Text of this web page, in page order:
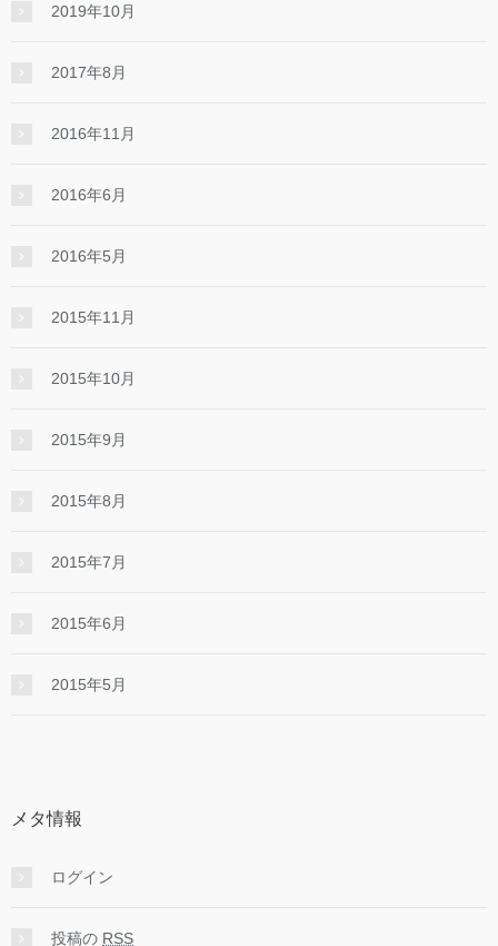
2019年10月
2017年8月
2016年11月
2016年6月
2016年5月
2015年11月
2015年10月
2015年9月
2015年8月
2015年7月
2015年6月
2015年5月
メタ情報
ログイン
投稿の RSS